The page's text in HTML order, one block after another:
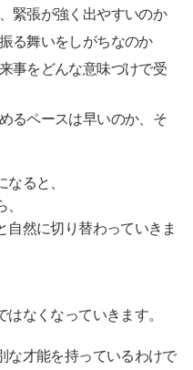
緊張が強く出やすいのか
る舞いをしがちなのか
事をどんな意味づけで受
るペースは早いのか、そ
ると、
自然に切り替わっていきま
はなくなっていきます。
な才能を持っているわけで